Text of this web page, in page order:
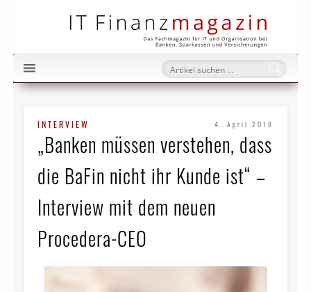
INTERVIEW 4. April 2018
„Banken müssen verstehen, dass
die BaFin nicht ihr Kunde ist“ –
Interview mit dem neuen
Procedera-CEO